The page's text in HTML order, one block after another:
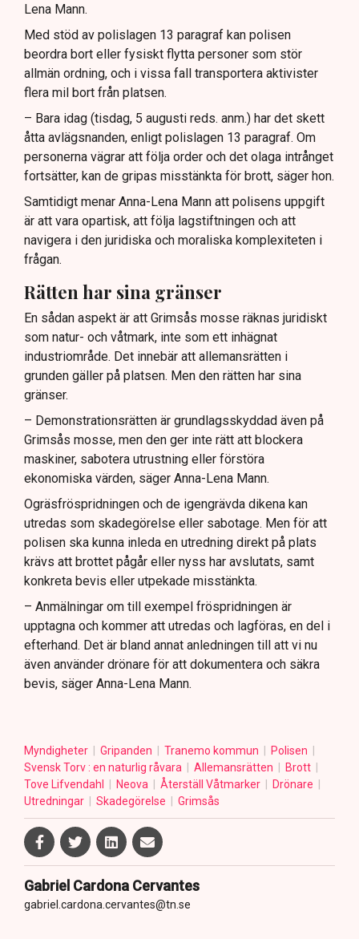
Lena Mann.
Med stöd av polislagen 13 paragraf kan polisen
beordra bort eller fysiskt flytta personer som stör
allmän ordning, och i vissa fall transportera aktivister
flera mil bort från platsen.
– Bara idag (tisdag, 5 augusti reds. anm.) har det skett
åtta avlägsnanden, enligt polislagen 13 paragraf. Om
personerna vägrar att följa order och det olaga intrånget
fortsätter, kan de gripas misstänkta för brott, säger hon.
Samtidigt menar Anna-Lena Mann att polisens uppgift
är att vara opartisk, att följa lagstiftningen och att
navigera i den juridiska och moraliska komplexiteten i
frågan.
Rätten har sina gränser
En sådan aspekt är att Grimsås mosse räknas juridiskt
som natur- och våtmark, inte som ett inhägnat
industriområde. Det innebär att allemansrätten i
grunden gäller på platsen. Men den rätten har sina
gränser.
– Demonstrationsrätten är grundlagsskyddad även på
Grimsås mosse, men den ger inte rätt att blockera
maskiner, sabotera utrustning eller förstöra
ekonomiska värden, säger Anna-Lena Mann.
Ogräsfröspridningen och de igengrävda dikena kan
utredas som skadegörelse eller sabotage. Men för att
polisen ska kunna inleda en utredning direkt på plats
krävs att brottet pågår eller nyss har avslutats, samt
konkreta bevis eller utpekade misstänkta.
– Anmälningar om till exempel fröspridningen är
upptagna och kommer att utredas och lagföras, en del i
efterhand. Det är bland annat anledningen till att vi nu
även använder drönare för att dokumentera och säkra
bevis, säger Anna-Lena Mann.
Myndigheter Gripanden Tranemo kommun
Polisen
Svensk Torv : en naturlig råvara
Allemansrätten
Brott
Tove Lifvendahl
Neova Återställ Våtmarker
Drönare
Utredningar
Skadegörelse Grimsås
Gabriel Cardona Cervantes
gabriel.cardona.cervantes@tn.se